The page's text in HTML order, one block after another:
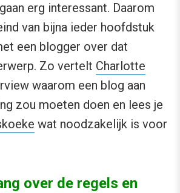
erg interessant. Daarom
van bijna ieder hoofdstuk
een blogger over dat
Zo vertelt Charlotte
waarom een blog aan
zou moeten doen en lees je
wat noodzakelijk is voor
over de regels en